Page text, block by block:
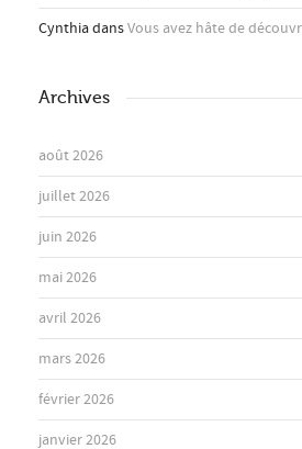
CynthiadansVous avez hâte de découvrir
Archives
août 2026
juillet 2026
juin 2026
mai 2026
avril 2026
mars 2026
février 2026
janvier 2026